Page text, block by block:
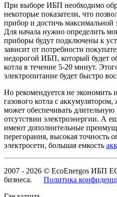
При выборе ИБП необходимо
некоторые показатели, что
прибор и достичь максимальной
Для начала нужно определить
приборы будут подключены к
зависит от потребности
недорогой ИБП, который будет
котла в течение 5-20 минут.
электропитание будет быстро
Но рекомендуется не экономить
газового котла с
может обеспечивать длительную
отсутствии электроэнергии. А
имеют дополнительные
перегорания, высокая точность
электросети, большая емкость
2007 - 2026 © EcoEnergos ИБП
бизнеса. Политика